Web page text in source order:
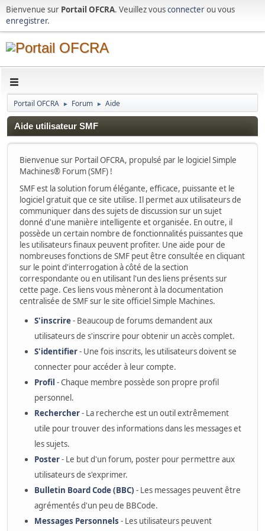
Bienvenue sur Portail OFCRA. Veuillez vousconnecterou vous
enregistrer.
Portail OFCRA ► Forum ► Aide
Aide utilisateur SMF
Bienvenue sur Portail OFCRA, propulsé par le logiciel Simple
Machines® Forum (SMF) !
SMF est la solution forum élégante, efficace, puissante et le
logiciel gratuit que ce site utilise. Il permet aux utilisateurs de
communiquer dans des sujets de discussion sur un sujet
donné d'une manière intelligente et organisée. En outre, il
possède un certain nombre de fonctionnalités puissantes que
les utilisateurs finaux peuvent profiter. Une aide pour de
nombreuses fonctions de SMF peut être consultée en cliquant
sur le point d'interrogation à côté de la section
correspondante ou en utilisant l'un des liens présents sur
cette page. Ces liens vous mèneront à la documentation
centralisée de SMF sur le site officiel Simple Machines.
S'inscrire- Beaucoup de forums demandent aux
utilisateurs de s'inscrire pour obtenir un accès complet.
S'identifier- Une fois inscrits, les utilisateurs doivent se
connecter pour accéder à leur compte.
Profil - Chaque membre possède son propre profil
personnel.
Rechercher- La recherche est un outil extrêmement
utile pour trouver des informations dans les messages et
les sujets.
Poster- Le but d'un forum, poster pour permettre aux
utilisateurs de s'exprimer.
Bulletin Board Code (BBC) - Les messages peuvent être
agrémentés d'un peu de BBCode.
Messages Personnels - Les utilisateurs peuvent